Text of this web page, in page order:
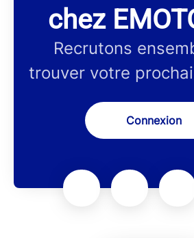
chez
Recrutons
trouver votre
Connexion